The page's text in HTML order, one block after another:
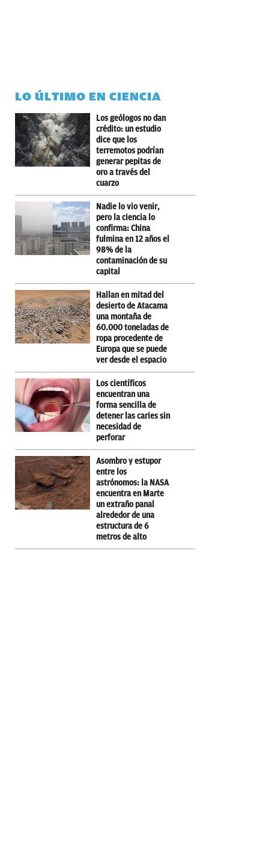
LO ÚLTIMO EN CIENCIA
Los geólogos no dan
crédito: un estudio
dice que los
terremotos podrían
generar pepitas de
oro a través del
cuarzo
Nadie lo vio venir,
pero la ciencia lo
confirma: China
fulmina en 12 años el
98% de la
contaminación de su
capital
Hallan en mitad del
desierto de Atacama
una montaña de
60.000 toneladas de
ropa procedente de
Europa que se puede
ver desde el espacio
Los científicos
encuentran una
forma sencilla de
detener las caries sin
necesidad de
perforar
Asombro y estupor
entre los
astrónomos: la NASA
encuentra en Marte
un extraño panal
alrededor de una
estructura de 6
metros de alto